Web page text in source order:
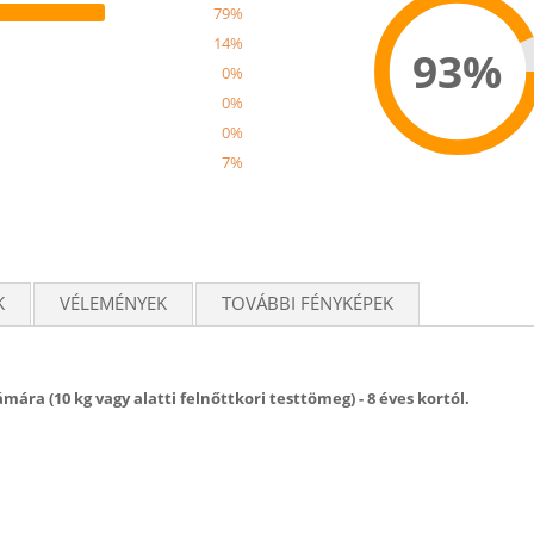
79%
14%
0%
0%
0%
7%
93%
VÉLEMÉNYEK TOVÁBBI FÉNYKÉPEK
(10 kg vagy alatti felnőttkori testtömeg) - 8 éves kortól.